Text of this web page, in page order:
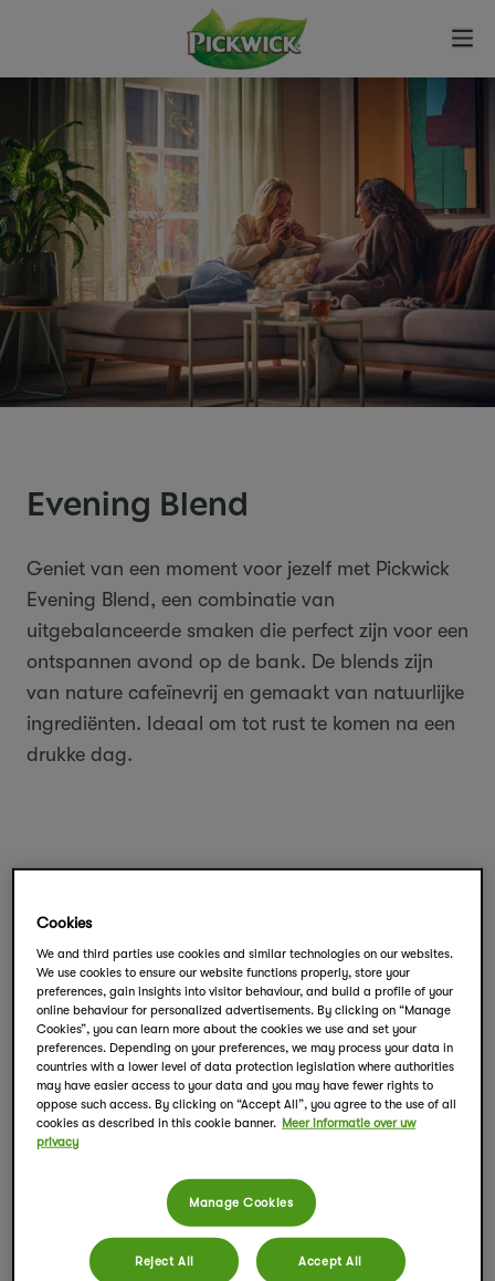
Evening Blend
Geniet van een moment voor jezelf met Pickwick
Evening Blend, een combinatie van
uitgebalanceerde smaken die perfect zijn voor een
ontspannen avond op de bank. De blends zijn
van nature cafeïnevrij en gemaakt van natuurlijke
ingrediënten. Ideaal om tot rust te komen na een
drukke dag.
Cookies
We and third parties use cookies and similar technologies on our websites.
We use cookies to ensure our website functions properly, store your
preferences, gain insights into visitor behaviour, and build a profile of your
online behaviour for personalized advertisements. By clicking on “Manage
Cookies”, you can learn more about the cookies we use and set your
preferences. Depending on your preferences, we may process your data in
countries with a lower level of data protection legislation where authorities
may have easier access to your data and you may have fewer rights to
oppose such access. By clicking on “Accept All”, you agree to the use of all
cookies as described in this cookie banner. Meer informatie over uw
privacy
Manage Cookies
Reject All Accept All